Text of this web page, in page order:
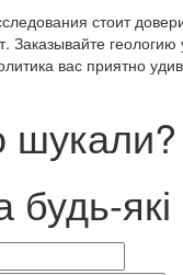
стоит
вас приятно
будь-